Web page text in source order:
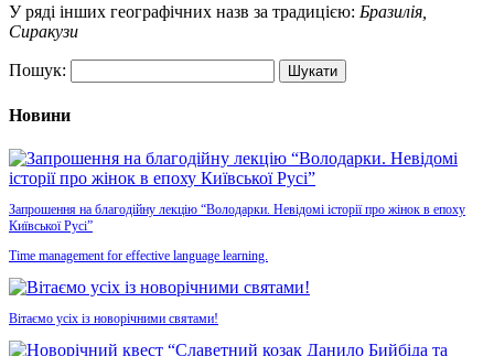
У ряді інших географічних назв за традицією: Бразилія,
Сиракузи
Пошук:
Новини
Запрошення на благодійну лекцію “Володарки. Невідомі історії про жінок в епоху
Київської Русі”
Time management for effective language learning.
Вітаємо усіх із новорічними святами!